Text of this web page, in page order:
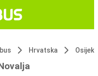
Hrvatska Osijek